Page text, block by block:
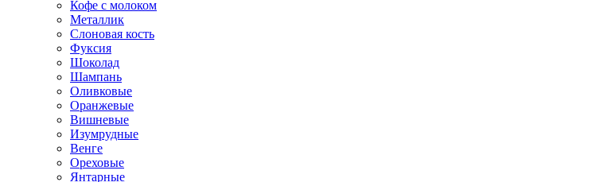
Кофе с молоком
Металлик
Слоновая кость
Фуксия
Шоколад
Шампань
Оливковые
Оранжевые
Вишневые
Изумрудные
Венге
Ореховые
Янтарные